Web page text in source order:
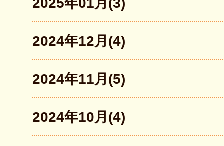
2025年01月(3)
2024年12月(4)
2024年11月(5)
2024年10月(4)